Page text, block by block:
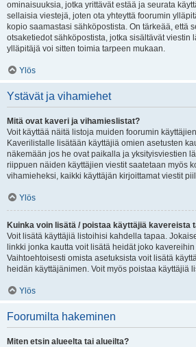
ominaisuuksia, jotka yrittävät estää ja seurata
sellaisia viestejä, joten ota yhteyttä foorumin
kopio saamastasi sähköpostista. On tärkeää, että
otsaketiedot sähköpostista, jotka sisältävät viestin
ylläpitäjä voi sitten toimia tarpeen mukaan.
Ylös
Ystävät ja vihamiehet
Mitä ovat kaveri ja vihamieslistat?
Voit käyttää näitä listoja muiden foorumin
Kaverilistalle lisätään käyttäjiä omien asetusten
näkemään jos he ovat paikalla ja yksityisviestien
riippuen näiden käyttäjien viestit saatetaan myös
vihamieheksi, kaikki käyttäjän kirjoittamat viestit
Ylös
Kuinka voin lisätä / poistaa käyttäjiä kavereista
Voit lisätä käyttäjiä listoihisi kahdella tapaa.
linkki jonka kautta voit lisätä heidät joko
Vaihtoehtoisesti omista asetuksista voit lisätä
heidän käyttäjänimen. Voit myös poistaa käyttäjiä
Ylös
Foorumilta hakeminen
Miten etsin alueelta tai alueilta?